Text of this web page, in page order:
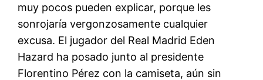
muy pocos pueden explicar, porque les
sonrojaría vergonzosamente cualquier
excusa. El jugador del Real Madrid Eden
Hazard ha posado junto al presidente
Florentino Pérez con la camiseta, aún sin